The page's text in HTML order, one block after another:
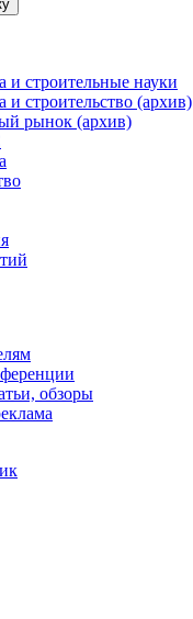
и строительные науки
и строительство (архив)
рынок (архив)
обзоры